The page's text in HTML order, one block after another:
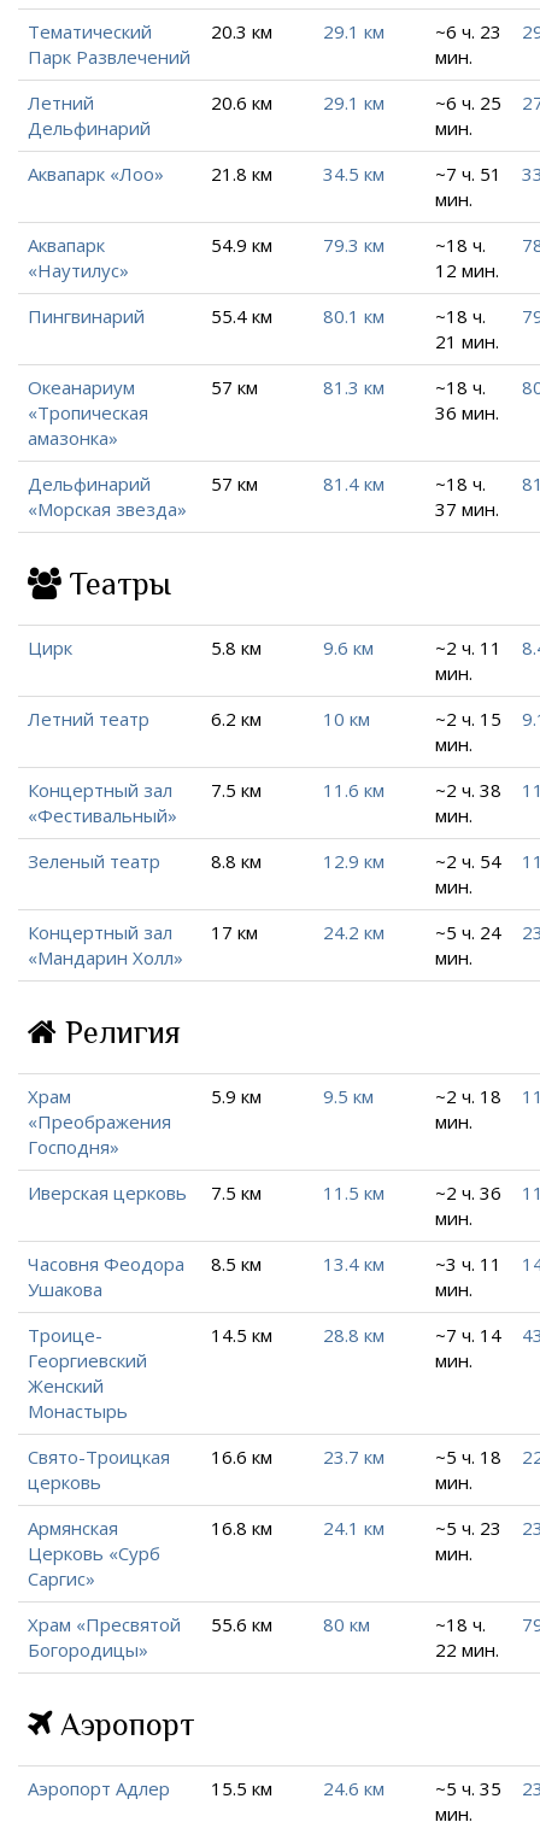
Тематический
Парк Развлечений
20.3 км 29.1 км
~6 ч. 23
мин.
Летний
Дельфинарий
20.6 км 29.1 км
~6 ч. 25
мин.
Аквапарк «Лоо» 21.8 км 34.5 км
~7 ч. 51
мин.
Аквапарк
«Наутилус»
54.9 км 79.3 км
~18 ч.
12 мин.
Пингвинарий 55.4 км 80.1 км
~18 ч.
21 мин.
Океанариум
«Тропическая
амазонка»
57 км 81.3 км
~18 ч.
36 мин.
Дельфинарий
«Морская звезда»
57 км 81.4 км
~18 ч.
37 мин.
Театры
Цирк 5.8 км 9.6 км
~2 ч. 11
мин.
Летний театр 6.2 км 10 км
~2 ч. 15
мин.
Концертный зал
«Фестивальный»
7.5 км 11.6 км
~2 ч. 38
мин.
Зеленый театр 8.8 км 12.9 км
~2 ч. 54
мин.
Концертный зал
«Мандарин Холл»
17 км 24.2 км
~5 ч. 24
мин.
Религия
Храм
«Преображения
Господня»
5.9 км 9.5 км
~2 ч. 18
мин.
Иверская церковь 7.5 км 11.5 км
~2 ч. 36
мин.
Часовня Феодора
Ушакова
8.5 км 13.4 км
~3 ч. 11
мин.
Троице-
Георгиевский
Женский
Монастырь
14.5 км 28.8 км
~7 ч. 14
мин.
Свято-Троицкая
церковь
16.6 км 23.7 км
~5 ч. 18
мин.
Армянская
Церковь «Сурб
Саргис»
16.8 км 24.1 км
~5 ч. 23
мин.
Храм «Пресвятой
Богородицы»
55.6 км 80 км
~18 ч.
22 мин.
Аэропорт
Аэропорт Адлер 15.5 км 24.6 км
~5 ч. 35
мин.